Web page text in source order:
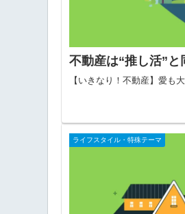
不動産は“推し活”と
【いきなり！不動産】愛も
ライフスタイル・特殊テーマ